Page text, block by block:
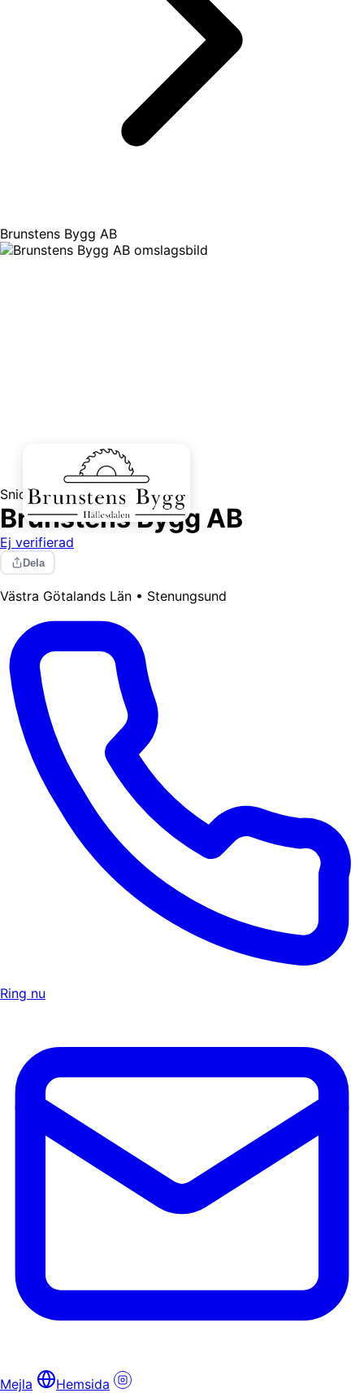
Brunstens Bygg AB
Snickare
Brunstens Bygg AB
Ej verifierad
Dela
Västra Götalands Län • Stenungsund
Ring nu
Mejla Hemsida